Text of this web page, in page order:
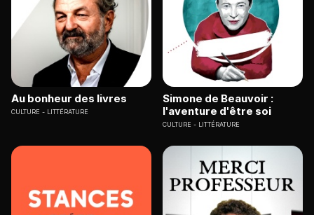
Au bonheur des livres
CULTURE LITTÉRATURE
Simone de Beauvoir :
l'aventure d'être soi
CULTURE LITTÉRATURE